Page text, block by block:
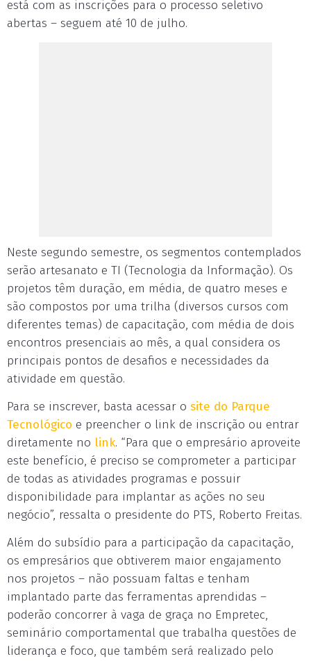
está com as inscrições para o processo seletivo
abertas – seguem até 10 de julho.
Neste segundo semestre, os segmentos contemplados
serão artesanato e TI (Tecnologia da Informação). Os
projetos têm duração, em média, de quatro meses e
são compostos por uma trilha (diversos cursos com
diferentes temas) de capacitação, com média de dois
encontros presenciais ao mês, a qual considera os
principais pontos de desafios e necessidades da
atividade em questão.
Para se inscrever, basta acessar o site do Parque
Tecnológico e preencher o link de inscrição ou entrar
diretamente no link. “Para que o empresário aproveite
este benefício, é preciso se comprometer a participar
de todas as atividades programas e possuir
disponibilidade para implantar as ações no seu
negócio”, ressalta o presidente do PTS, Roberto Freitas.
Além do subsídio para a participação da capacitação,
os empresários que obtiverem maior engajamento
nos projetos – não possuam faltas e tenham
implantado parte das ferramentas aprendidas –
poderão concorrer à vaga de graça no Empretec,
seminário comportamental que trabalha questões de
liderança e foco, que também será realizado pelo